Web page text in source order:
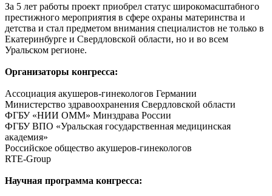
За 5 лет работы проект приобрел статус широкомасштабного
престижного мероприятия в сфере охраны материнства и
детства и стал предметом внимания специалистов не только в
Екатеринбурге и Свердловской области, но и во всем
Уральском регионе.
Организаторы конгресса:
Ассоциация акушеров-гинекологов Германии
Министерство здравоохранения Свердловской области
ФГБУ «НИИ ОММ» Минздрава России
ФГБУ ВПО «Уральская государственная медицинская
академия»
Российское общество акушеров-гинекологов
RTE-Group
Научная программа конгресса: